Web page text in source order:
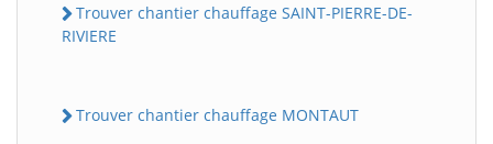
Trouver chantier chauffage SAINT-PIERRE-DE-
RIVIERE
Trouver chantier chauffage MONTAUT